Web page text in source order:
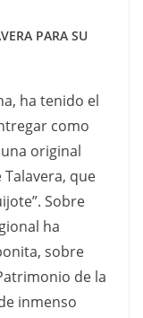
PARA SU
ha tenido el
como
original
que
Sobre
ha
sobre
de la
inmenso